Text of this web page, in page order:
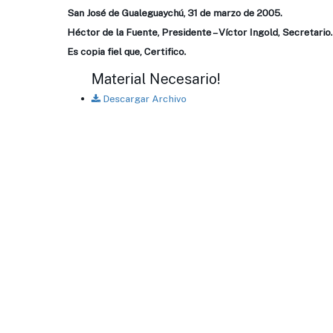
San José de Gualeguaychú, 31 de marzo de 2005.
Héctor de la Fuente, Presidente – Víctor Ingold, Secretario.
Es copia fiel que, Certifico.
Material Necesario!
Descargar Archivo